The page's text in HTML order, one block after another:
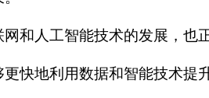
和人工智能技术的发展，也
快地利用数据和智能技术提